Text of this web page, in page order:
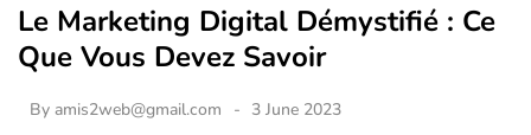
Le Marketing Digital Démystifié : Ce
Que Vous Devez Savoir
By amis2web@gmail.com 3 June 2023